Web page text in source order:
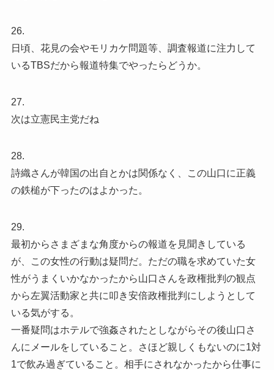
26.
日頃、花見の会やモリカケ問題等、調査報道に注力して
いるTBSだから報道特集でやったらどうか。
27.
次は立憲民主党だね
28.
詩織さんが韓国の出自とかは関係なく、この山口に正義
の鉄槌が下ったのはよかった。
29.
最初からさまざまな角度からの報道を見聞きしている
が、この女性の行動は疑問だ。ただの職を求めていた女
性がうまくいかなかったから山口さんを政権批判の観点
から左翼活動家と共に叩き安倍政権批判にしようとして
いる気がする。
一番疑問はホテルで強姦されたとしながらその後山口さ
んにメールをしていること。さほど親しくもないのに1対
1で飲み過ぎていること。相手にされなかったから仕事に